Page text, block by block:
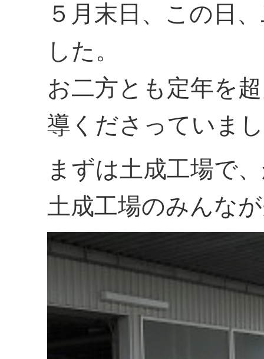
５月末日、この日
した。
お二方とも定年を
導くださっていま
まずは土成工場で
土成工場のみんな